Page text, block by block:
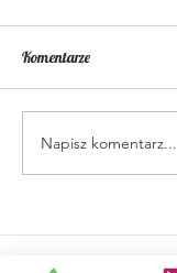
Komentarze
Napisz komentarz...